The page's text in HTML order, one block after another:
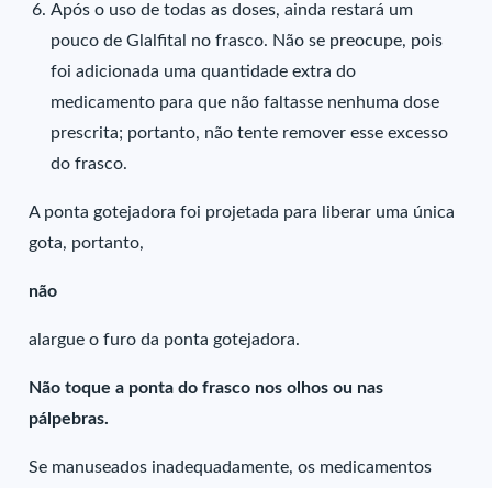
Após o uso de todas as doses, ainda restará um
pouco de Glalfital no frasco. Não se preocupe, pois
foi adicionada uma quantidade extra do
medicamento para que não faltasse nenhuma dose
prescrita; portanto, não tente remover esse excesso
do frasco.
A ponta gotejadora foi projetada para liberar uma única
gota, portanto,
não
alargue o furo da ponta gotejadora.
Não toque a ponta do frasco nos olhos ou nas
pálpebras.
Se manuseados inadequadamente, os medicamentos